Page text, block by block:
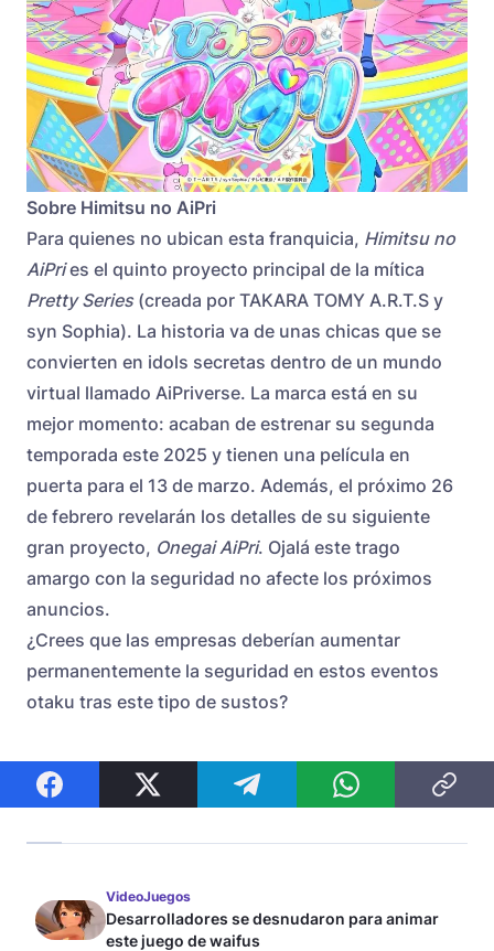
Sobre Himitsu no AiPri
Para quienes no ubican esta franquicia, Himitsu no
AiPries el quinto proyecto principal de la mítica
Pretty Series(creada por TAKARA TOMY A.R.T.S y
syn Sophia). La historia va de unas chicas que se
convierten en idols secretas dentro de un mundo
virtual llamado AiPriverse. La marca está en su
mejor momento: acaban de estrenar su segunda
temporada este 2025 y tienen una película en
puerta para el 13 de marzo. Además, el próximo 26
de febrero revelarán los detalles de su siguiente
gran proyecto, Onegai AiPri. Ojalá este trago
amargo con la seguridad no afecte los próximos
anuncios.
¿Crees que las empresas deberían aumentar
permanentemente la seguridad en estos eventos
otaku tras este tipo de sustos?
VideoJuegos
Desarrolladores se desnudaron para animar
este juego de waifus